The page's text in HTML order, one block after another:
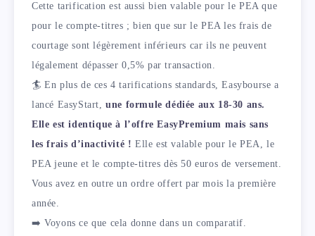
Cette tarification est aussi bien valable pour le PEA que
pour le compte-titres ; bien que sur le PEA les frais de
courtage sont légèrement inférieurs car ils ne peuvent
légalement dépasser 0,5% par transaction.
🏄 En plus de ces 4 tarifications standards, Easybourse a
lancé EasyStart,une formule dédiée aux 18-30 ans.
Elle est identique à l’offre EasyPremium mais sans
les frais d’inactivité ! Elle est valable pour le PEA, le
PEA jeune et le compte-titres dès 50 euros de versement.
Vous avez en outre un ordre offert par mois la première
année.
➡️ Voyons ce que cela donne dans un comparatif.